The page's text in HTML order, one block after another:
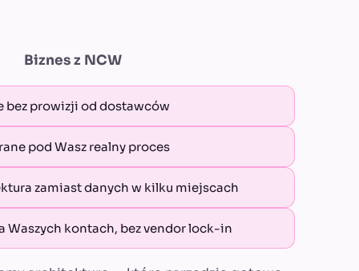
Biznes z NCW
bez prowizji od dostawców
pod Wasz realny proces
zamiast danych w kilku miejscach
Waszych kontach, bez vendor lock-in